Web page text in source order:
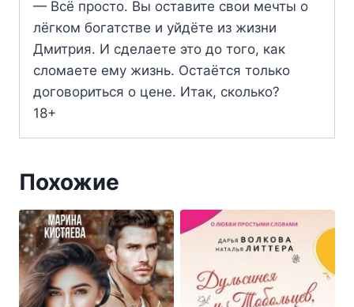
— Всё просто. Вы оставите свои мечты о
лёгком богатстве и уйдёте из жизни
Дмитрия. И сделаете это до того, как
сломаете ему жизнь. Остаётся только
договориться о цене. Итак, сколько?
18+
Похожие